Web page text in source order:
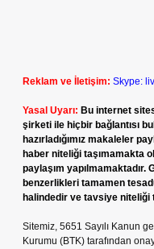
Reklam ve İletişim: Skype:
Yasal Uyarı: Bu internet
şirketi ile hiçbir bağlantısı
hazırladığımız makaleler
haber niteliği taşımamakta
paylaşım
benzerlikleri tamamen
halindedir ve tavsiye niteliği
Sitemiz, 5651 Sayılı Kanun
Kurumu (BTK) tarafından